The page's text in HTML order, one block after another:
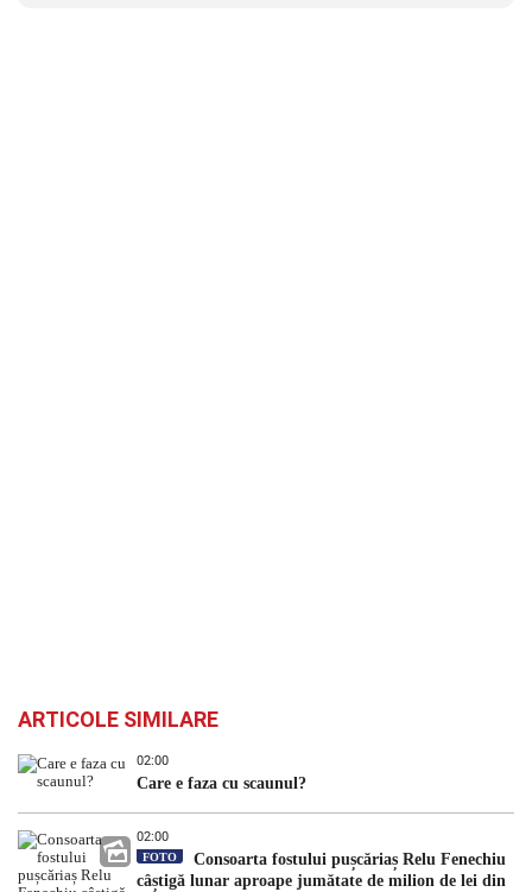
ARTICOLE SIMILARE
02:00
Care e faza cu scaunul?
02:00
FOTO
Consoarta fostului pușcăriaș Relu Fenechiu
câștigă lunar aproape jumătate de milion de lei din